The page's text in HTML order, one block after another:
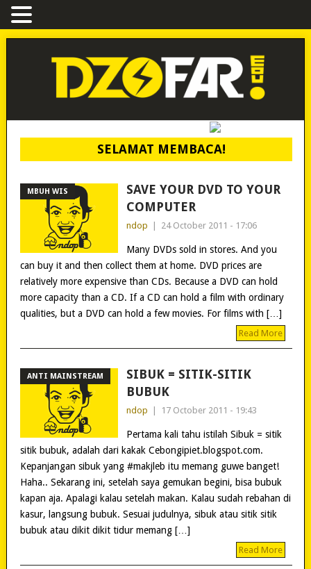
SELAMAT MEMBACA!
MBUH WIS
SAVE YOUR DVD TO YOUR
COMPUTER
ndop 24 October 2011 - 17:06
Many DVDs sold in stores. And you
can buy it and then collect them at home. DVD prices are
relatively more expensive than CDs. Because a DVD can hold
more capacity than a CD. If a CD can hold a film with ordinary
qualities, but a DVD can hold a few movies. For films with […]
Read More
ANTI MAINSTREAM
SIBUK = SITIK-SITIK
BUBUK
ndop 17 October 2011 - 19:43
Pertama kali tahu istilah Sibuk = sitik
sitik bubuk, adalah dari kakak Cebongipiet.blogspot.com.
Kepanjangan sibuk yang #makjleb itu memang guwe banget!
Haha.. Sekarang ini, setelah saya gemukan begini, bisa bubuk
kapan aja. Apalagi kalau setelah makan. Kalau sudah rebahan di
kasur, langsung bubuk. Sesuai judulnya, sibuk atau sitik sitik
bubuk atau dikit dikit tidur memang […]
Read More